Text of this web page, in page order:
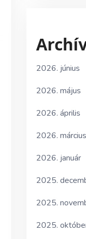
2026. június
2026. május
2026. április
2026. március
2026. január
2025.
2025.
2025.